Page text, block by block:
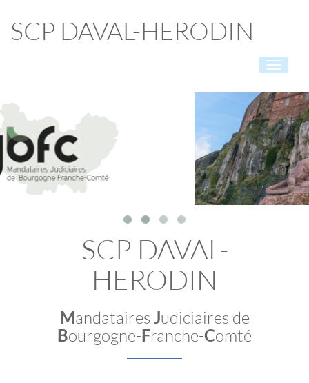
SCP DAVAL-HERODIN
Toggle
SCP DAVAL-
HERODIN
Mandataires Judiciaires de
Bourgogne-Franche-Comté